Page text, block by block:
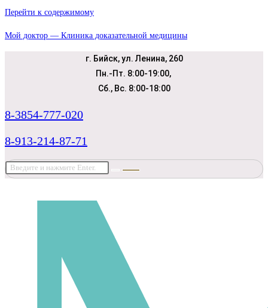
Перейти к содержимому
Мой доктор — Клиника доказательной медицины
г. Бийск, ул. Ленина, 260
Пн.-Пт. 8:00-19:00,
Сб., Вс. 8:00-18:00
8-3854-777-020
8-913-214-87-71